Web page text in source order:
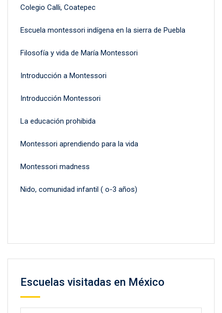
Colegio Calli, Coatepec
Escuela montessori indígena en la sierra de Puebla
Filosofía y vida de María Montessori
Introducción a Montessori
Introducción Montessori
La educación prohibida
Montessori aprendiendo para la vida
Montessori madness
Nido, comunidad infantil ( o-3 años)
Escuelas visitadas en México